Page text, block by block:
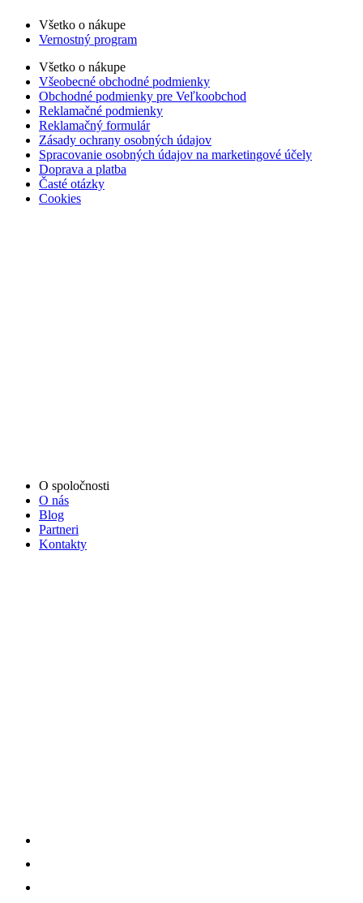
Všetko o nákupe
Vernostný program
Všetko o nákupe
Všeobecné obchodné podmienky
Obchodné podmienky pre Veľkoobchod
Reklamačné podmienky
Reklamačný formulár
Zásady ochrany osobných údajov
Spracovanie osobných údajov na marketingové účely
Doprava a platba
Časté otázky
Cookies
O spoločnosti
O nás
Blog
Partneri
Kontakty